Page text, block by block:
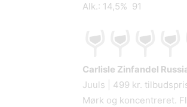
Alk.: 14,5% 91
Carlisle Zinfandel
Juuls | 499 kr.
Mørk og koncentreret.